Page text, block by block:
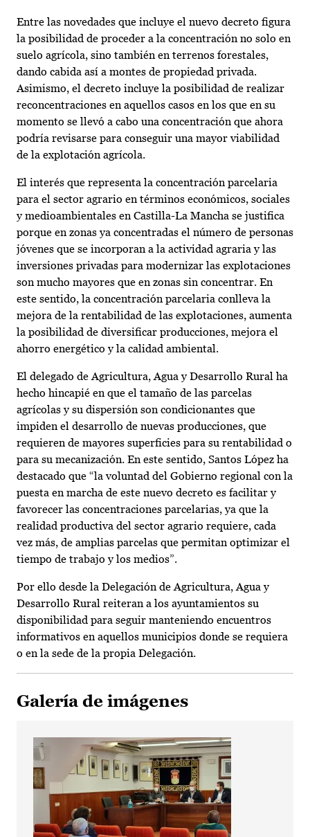
Entre las novedades que incluye el nuevo decreto figura
la posibilidad de proceder a la concentración no solo en
suelo agrícola, sino también en terrenos forestales,
dando cabida así a montes de propiedad privada.
Asimismo, el decreto incluye la posibilidad de realizar
reconcentraciones en aquellos casos en los que en su
momento se llevó a cabo una concentración que ahora
podría revisarse para conseguir una mayor viabilidad
de la explotación agrícola.
El interés que representa la concentración parcelaria
para el sector agrario en términos económicos, sociales
y medioambientales en Castilla-La Mancha se justifica
porque en zonas ya concentradas el número de personas
jóvenes que se incorporan a la actividad agraria y las
inversiones privadas para modernizar las explotaciones
son mucho mayores que en zonas sin concentrar. En
este sentido, la concentración parcelaria conlleva la
mejora de la rentabilidad de las explotaciones, aumenta
la posibilidad de diversificar producciones, mejora el
ahorro energético y la calidad ambiental.
El delegado de Agricultura, Agua y Desarrollo Rural ha
hecho hincapié en que el tamaño de las parcelas
agrícolas y su dispersión son condicionantes que
impiden el desarrollo de nuevas producciones, que
requieren de mayores superficies para su rentabilidad o
para su mecanización. En este sentido, Santos López ha
destacado que “la voluntad del Gobierno regional con la
puesta en marcha de este nuevo decreto es facilitar y
favorecer las concentraciones parcelarias, ya que la
realidad productiva del sector agrario requiere, cada
vez más, de amplias parcelas que permitan optimizar el
tiempo de trabajo y los medios”.
Por ello desde la Delegación de Agricultura, Agua y
Desarrollo Rural reiteran a los ayuntamientos su
disponibilidad para seguir manteniendo encuentros
informativos en aquellos municipios donde se requiera
o en la sede de la propia Delegación.
Galería de imágenes